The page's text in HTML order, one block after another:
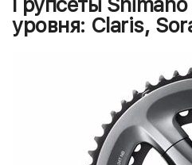
уровня: Claris,